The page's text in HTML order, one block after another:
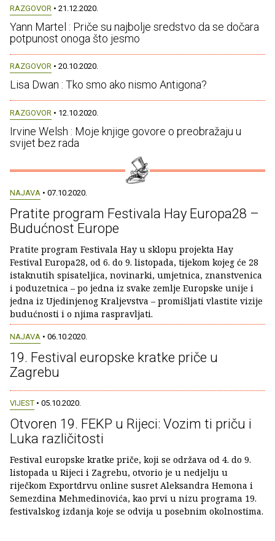
RAZGOVOR • 21.12.2020.
Yann Martel : Priče su najbolje sredstvo da se dočara
potpunost onoga što jesmo
RAZGOVOR • 20.10.2020.
Lisa Dwan : Tko smo ako nismo Antigona?
RAZGOVOR • 12.10.2020.
Irvine Welsh : Moje knjige govore o preobražaju u
svijet bez rada
NAJAVA • 07.10.2020.
Pratite program Festivala Hay Europa28 –
Budućnost Europe
Pratite program Festivala Hay u sklopu projekta Hay
Festival Europa28, od 6. do 9. listopada, tijekom kojeg će 28
istaknutih spisateljica, novinarki, umjetnica, znanstvenica
i poduzetnica – po jedna iz svake zemlje Europske unije i
jedna iz Ujedinjenog Kraljevstva – promišljati vlastite vizije
budućnosti i o njima raspravljati.
NAJAVA • 06.10.2020.
19. Festival europske kratke priče u
Zagrebu
VIJEST • 05.10.2020.
Otvoren 19. FEKP u Rijeci: Vozim ti priču i
Luka različitosti
Festival europske kratke priče, koji se održava od 4. do 9.
listopada u Rijeci i Zagrebu, otvorio je u nedjelju u
riječkom Exportdrvu online susret Aleksandra Hemona i
Semezdina Mehmedinovića, kao prvi u nizu programa 19.
festivalskog izdanja koje se odvija u posebnim okolnostima.